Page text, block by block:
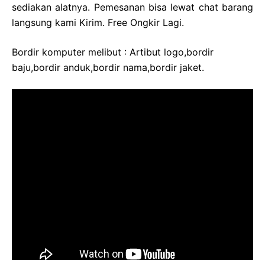
sediakan alatnya. Pemesanan bisa lewat chat barang
langsung kami Kirim. Free Ongkir Lagi.
Bordir komputer melibut : Artibut logo,bordir
baju,bordir anduk,bordir nama,bordir jaket.